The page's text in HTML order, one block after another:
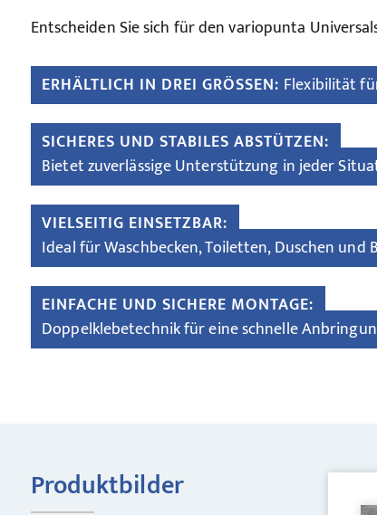
Entscheiden Sie sich für den variopunta
ERHÄLTLICH IN DREI GRÖSSEN: Flexibilität
SICHERES UND STABILES ABSTÜTZEN:
Bietet zuverlässige Unterstützung in jeder
VIELSEITIG EINSETZBAR:
Ideal für Waschbecken, Toiletten, Duschen und
EINFACHE UND SICHERE MONTAGE:
Doppelklebetechnik für eine schnelle
Produktbilder